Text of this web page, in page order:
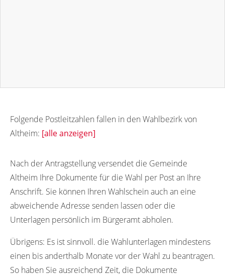
Folgende Postleitzahlen fallen in den Wahlbezirk von
Altheim: [alle anzeigen]
Nach der Antragstellung versendet die Gemeinde
Altheim Ihre Dokumente für die Wahl per Post an Ihre
Anschrift. Sie können Ihren Wahlschein auch an eine
abweichende Adresse senden lassen oder die
Unterlagen persönlich im Bürgeramt abholen.
Übrigens: Es ist sinnvoll. die Wahlunterlagen mindestens
einen bis anderthalb Monate vor der Wahl zu beantragen.
So haben Sie ausreichend Zeit, die Dokumente